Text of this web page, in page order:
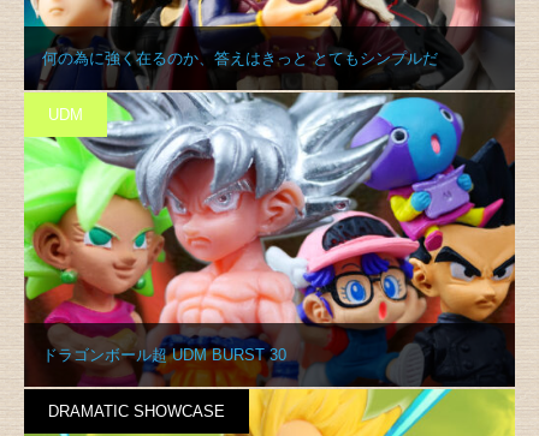
何の為に強く在るのか、答えはきっと とてもシンプルだ
UDM
ドラゴンボール超 UDM BURST 30
DRAMATIC SHOWCASE